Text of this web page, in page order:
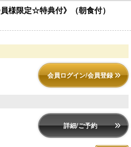
様限定☆特典付》（朝食付）
会員ログイン/会員登録
詳細/ご予約